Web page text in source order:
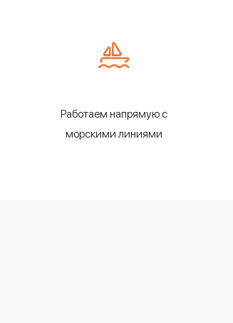
Работаем напрямую с
морскими линиями